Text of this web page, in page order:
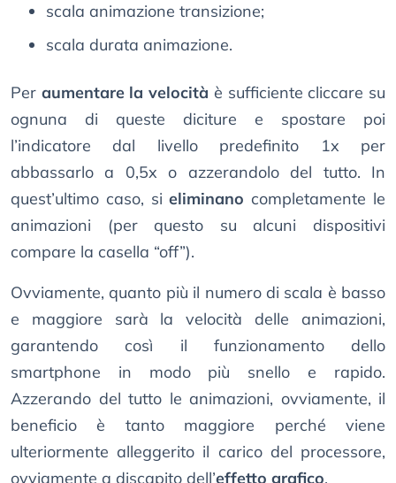
scala animazione transizione;
scala durata animazione.
Per aumentare la velocità è sufficiente cliccare su
ognuna di queste diciture e spostare poi
l’indicatore dal livello predefinito 1x per
abbassarlo a 0,5x o azzerandolo del tutto. In
quest’ultimo caso, sieliminano completamente le
animazioni (per questo su alcuni dispositivi
compare la casella “off”).
Ovviamente, quanto più il numero di scala è basso
e maggiore sarà la velocità delle animazioni,
garantendo così il funzionamento dello
smartphone in modo più snello e rapido.
Azzerando del tutto le animazioni, ovviamente, il
beneficio è tanto maggiore perché viene
ulteriormente alleggerito il carico del processore,
ovviamente a discapito dell’effetto grafico.